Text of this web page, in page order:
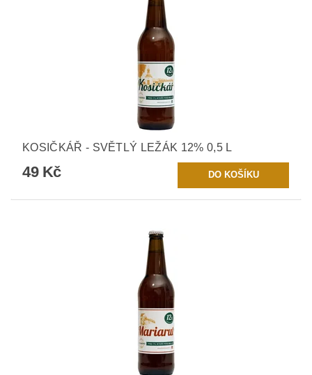
KOSIČKÁŘ - SVĚTLÝ LEŽÁK 12% 0,5 L
49 Kč